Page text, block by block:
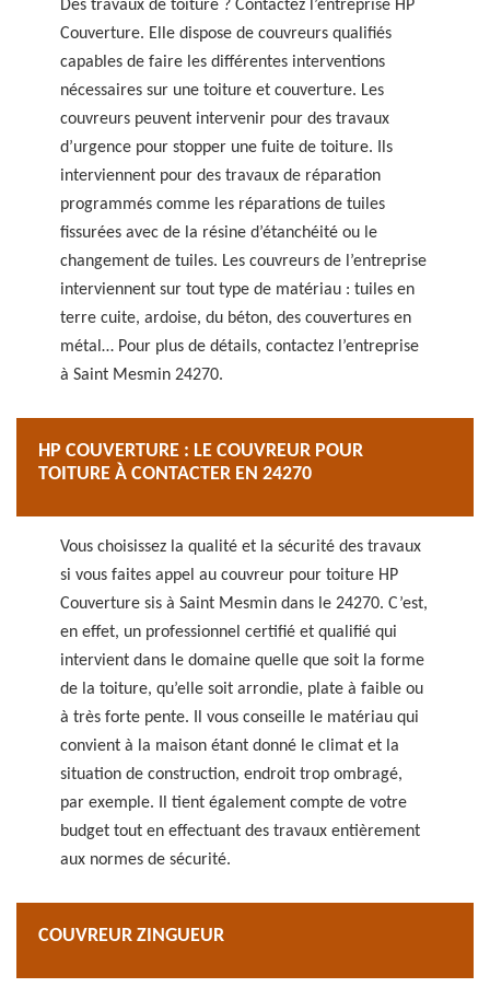
Des travaux de toiture ? Contactez l’entreprise HP
Couverture. Elle dispose de couvreurs qualifiés
capables de faire les différentes interventions
nécessaires sur une toiture et couverture. Les
couvreurs peuvent intervenir pour des travaux
d’urgence pour stopper une fuite de toiture. Ils
interviennent pour des travaux de réparation
programmés comme les réparations de tuiles
fissurées avec de la résine d’étanchéité ou le
changement de tuiles. Les couvreurs de l’entreprise
interviennent sur tout type de matériau : tuiles en
terre cuite, ardoise, du béton, des couvertures en
métal… Pour plus de détails, contactez l’entreprise
à Saint Mesmin 24270.
HP COUVERTURE : LE COUVREUR POUR
TOITURE À CONTACTER EN 24270
Vous choisissez la qualité et la sécurité des travaux
si vous faites appel au couvreur pour toiture HP
Couverture sis à Saint Mesmin dans le 24270. C’est,
en effet, un professionnel certifié et qualifié qui
intervient dans le domaine quelle que soit la forme
de la toiture, qu’elle soit arrondie, plate à faible ou
à très forte pente. Il vous conseille le matériau qui
convient à la maison étant donné le climat et la
situation de construction, endroit trop ombragé,
par exemple. Il tient également compte de votre
budget tout en effectuant des travaux entièrement
aux normes de sécurité.
COUVREUR ZINGUEUR